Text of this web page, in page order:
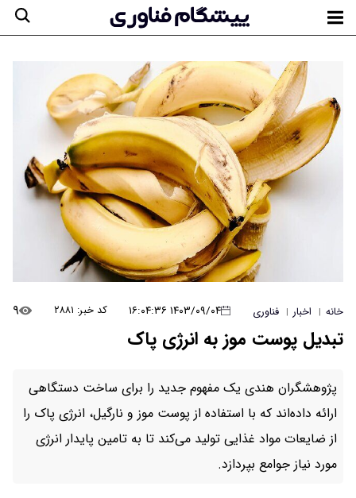
خانه | اخبار | فناوری ۱۴۰۳/۰۹/۰۴ ۱۶:۰۴:۳۶ کد خبر: ۲۸۸۱ ۹
تبدیل پوست موز به انرژی پاک
پژوهشگران هندی یک مفهوم جدید را برای ساخت دستگاهی
ارائه‌ داده‌اند که با استفاده از پوست موز و نارگیل، انرژی پاک را
از ضایعات مواد غذایی تولید می‌کند تا به تامین پایدار انرژی
مورد نیاز جوامع بپردازد.